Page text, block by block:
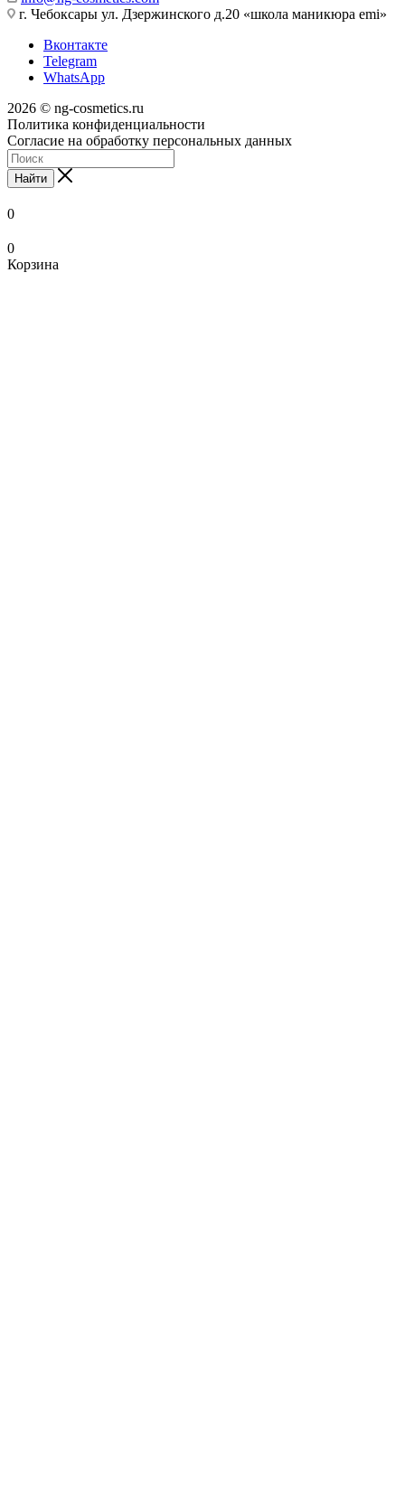
г. Чебоксары ул. Дзержинского д.20 «школа маникюра emi»
Вконтакте
Telegram
WhatsApp
2026 © ng-cosmetics.ru
Политика конфиденциальности
Согласие на обработку персональных данных
Найти
0
0
Корзина